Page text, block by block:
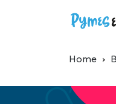
Home ›